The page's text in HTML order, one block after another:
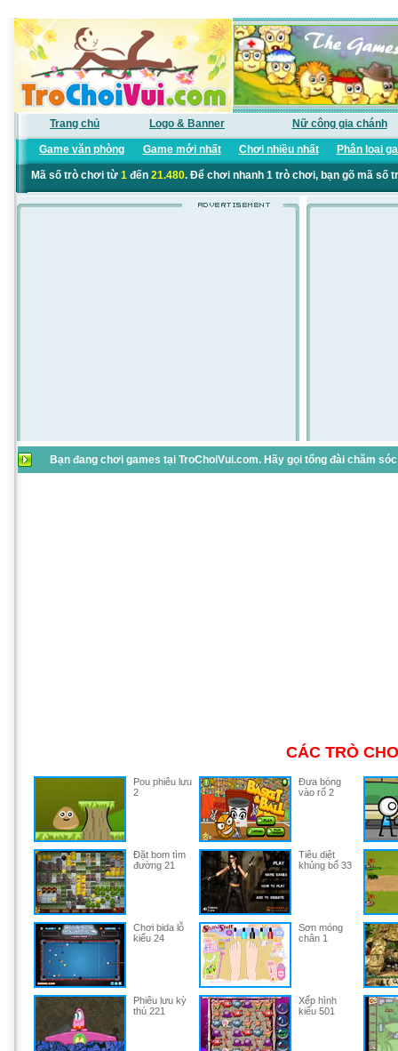
Trang chủ Logo & Banner Nữ công gia chánh
Game văn phòng Game mới nhất Chơi nhiều nhất Phân loại
Mã số trò chơi từ 1đến 21.480. Để chơi nhanh 1 trò chơi, bạn gõ mã số
Bạn đang chơi games tại TroChoiVui.com. Hãy gọi tổng đài chăm
CÁC TRÒ
Pou phiêu lưu
2
Đưa bóng
vào rổ 2
Đặt bom tìm
đường 21
Tiêu diệt
khủng bố 33
Chơi bida lỗ
kiểu 24
Sơn móng
chân 1
Phiêu lưu kỳ
thú 221
Xếp hình
kiểu 501